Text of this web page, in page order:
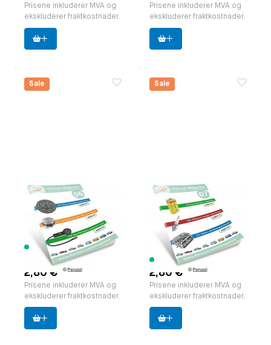
Prisene inkluderer MVA og
ekskluderer fraktkostnader.
Prisene inkluderer MVA og
ekskluderer fraktkostnader.
Sale
Paruzzi Magazine,
editie 06 NL.
zakformaat (A5)
Paruzzi nummer:591806
Produsent:Paruzzi
437 varer
tilgjengelig
2,80 €
Prisene inkluderer MVA og
ekskluderer fraktkostnader.
Sale
Paruzzi Magazine,
editie 07 NL.
zakformaat (A5)
Paruzzi nummer:591807
Produsent:
Paruzzi
97 varer tilgjengelig
2,80 €
Prisene inkluderer MVA og
ekskluderer fraktkostnader.